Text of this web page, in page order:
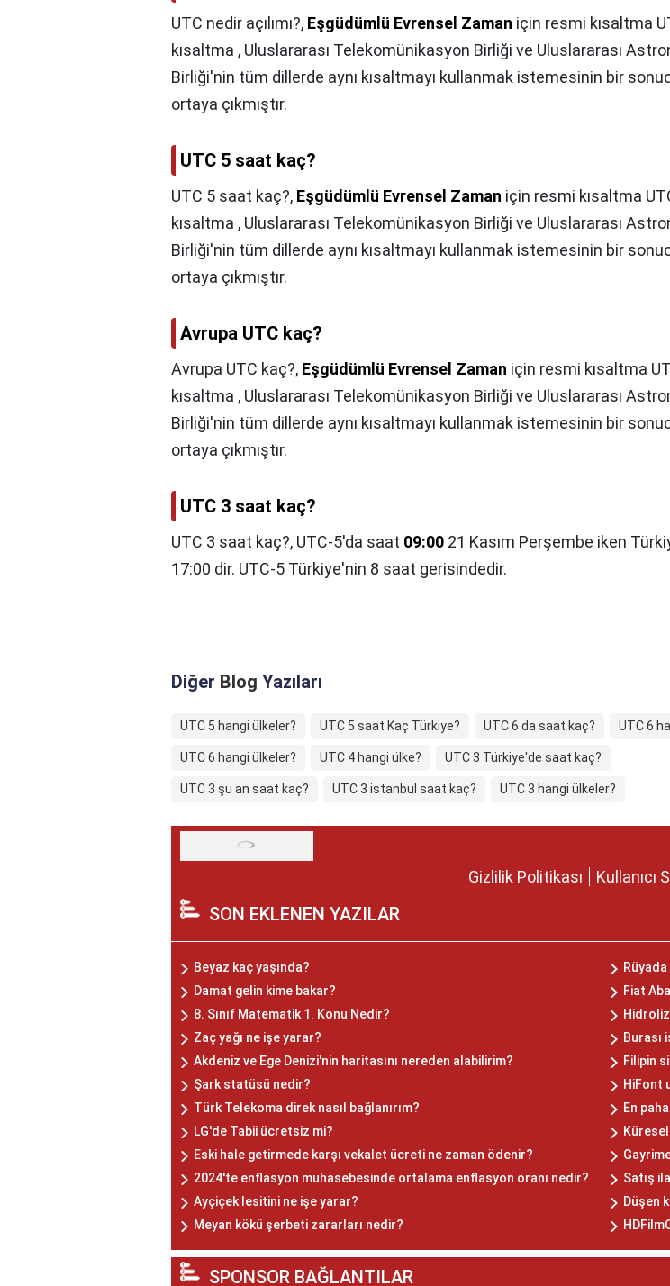
UTC nedir açılımı?, Eşgüdümlü Evrensel Zaman için resmi kısaltma
kısaltma , Uluslararası Telekomünikasyon Birliği ve Uluslararası
Birliği'nin tüm dillerde aynı kısaltmayı kullanmak istemesinin bir
ortaya çıkmıştır.
UTC 5 saat kaç?
UTC 5 saat kaç?, Eşgüdümlü Evrensel Zaman için resmi kısaltma
kısaltma , Uluslararası Telekomünikasyon Birliği ve Uluslararası
Birliği'nin tüm dillerde aynı kısaltmayı kullanmak istemesinin bir
ortaya çıkmıştır.
Avrupa UTC kaç?
Avrupa UTC kaç?, Eşgüdümlü Evrensel Zaman için resmi kısaltma
kısaltma , Uluslararası Telekomünikasyon Birliği ve Uluslararası
Birliği'nin tüm dillerde aynı kısaltmayı kullanmak istemesinin bir
ortaya çıkmıştır.
UTC 3 saat kaç?
UTC 3 saat kaç?, UTC-5'da saat 09:00 21 Kasım Perşembe iken
17:00 dir. UTC-5 Türkiye'nin 8 saat gerisindedir.
Diğer Blog Yazıları
UTC 5 hangi ülkeler? UTC 5 saat Kaç Türkiye? UTC 6 da saat kaç? UTC 6
UTC 6 hangi ülkeler? UTC 4 hangi ülke? UTC 3 Türkiye'de saat kaç?
UTC 3 şu an saat kaç? UTC 3 istanbul saat kaç? UTC 3 hangi ülkeler?
Gizlilik Politikası Kullanıcı
SON EKLENEN YAZILAR
Beyaz kaç yaşında?
Damat gelin kime bakar?
Fiat
8. Sınıf Matematik 1. Konu Nedir?
Zaç yağı ne işe yarar?
Burası
Akdeniz ve Ege Denizi'nin haritasını nereden alabilirim?
Filipin
Şark statüsü nedir?
HiFont
Türk Telekoma direk nasıl bağlanırım?
En
LG'de Tabii ücretsiz mi?
Eski hale getirmede karşı vekalet ücreti ne zaman ödenir?
2024'te enflasyon muhasebesinde ortalama enflasyon oranı nedir?
Satış
Ayçiçek lesitini ne işe yarar?
Düşen
Meyan kökü şerbeti zararları nedir?
SPONSOR BAĞLANTILAR